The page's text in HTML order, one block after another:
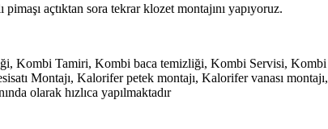
açtıktan sora tekrar klozet montajını yapıyoruz.
Kombi Tamiri, Kombi baca temizliği, Kombi Servisi,
Montajı, Kalorifer petek montajı, Kalorifer vanası
olarak hızlıca yapılmaktadır